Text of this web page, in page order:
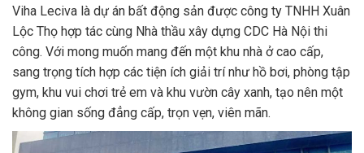
Viha Leciva là dự án bất động sản được công ty TNHH Xuân
Lộc Thọ hợp tác cùng Nhà thầu xây dựng CDC Hà Nội thi
công. Với mong muốn mang đến một khu nhà ở cao cấp,
sang trọng tích hợp các tiện ích giải trí như hồ bơi, phòng tập
gym, khu vui chơi trẻ em và khu vườn cây xanh, tạo nên một
không gian sống đẳng cấp, trọn vẹn, viên mãn.